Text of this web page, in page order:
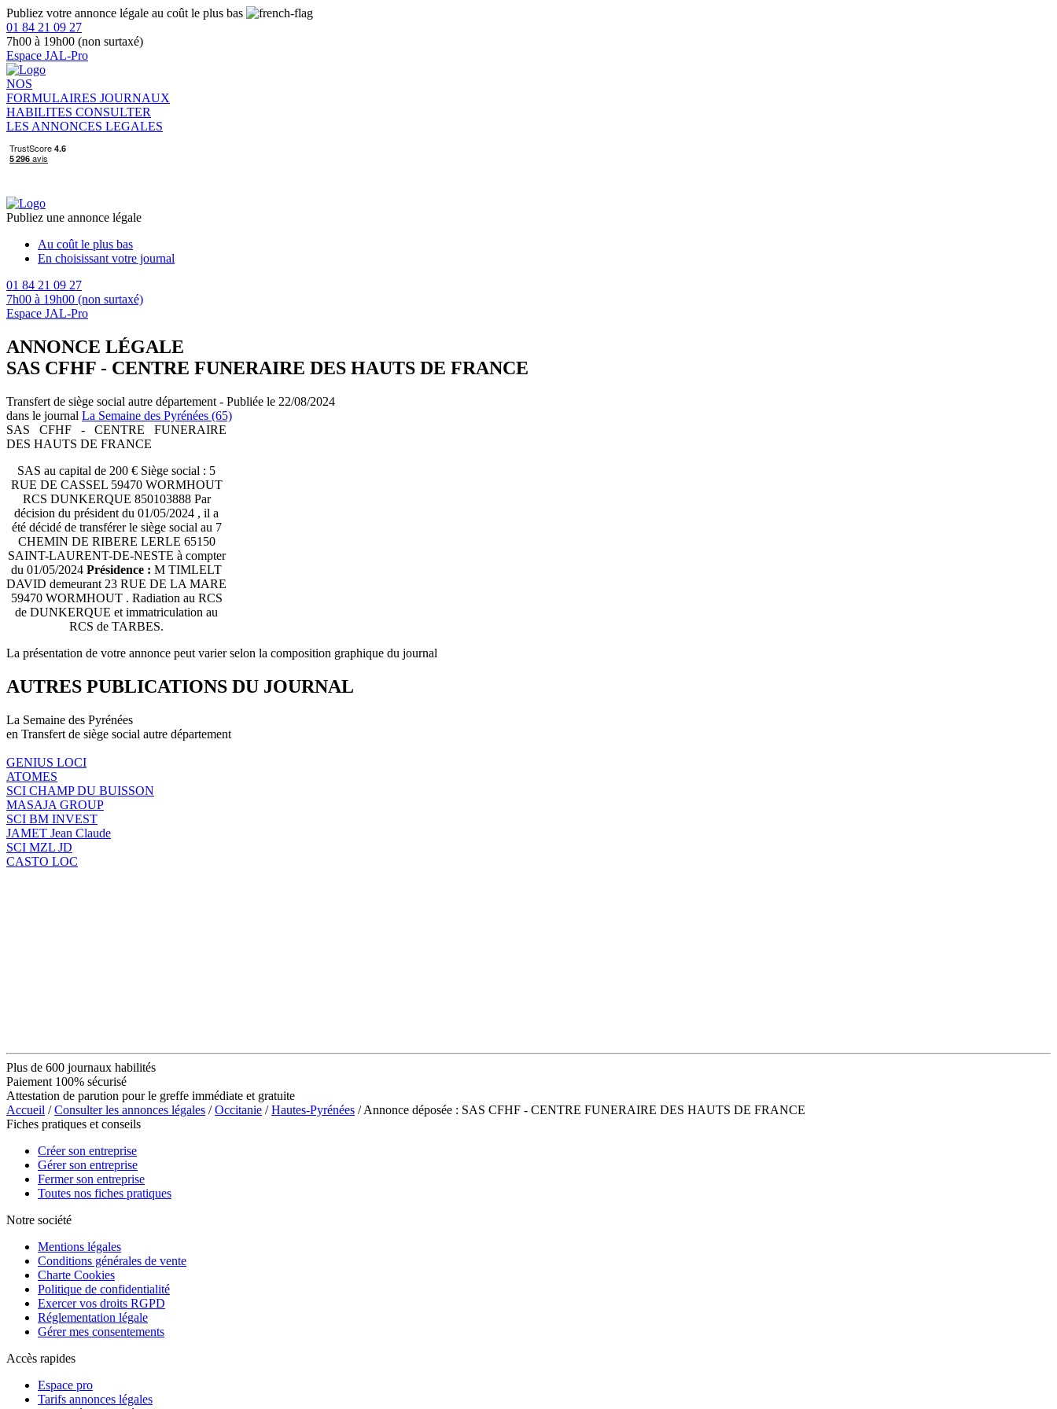
Publiez votre annonce légale au coût le plus bas
01 84 21 09 27
7h00 à 19h00 (non surtaxé)
Espace JAL-Pro
NOS
FORMULAIRES JOURNAUX
HABILITES CONSULTER
LES ANNONCES LEGALES
Publiez une annonce légale
Au coût le plus bas
En choisissant votre journal
01 84 21 09 27
7h00 à 19h00 (non surtaxé)
Espace JAL-Pro
ANNONCE LÉGALE
SAS CFHF - CENTRE FUNERAIRE DES HAUTS DE FRANCE
Transfert de siège social autre département - Publiée le 22/08/2024
dans le journal La Semaine des Pyrénées (65)
SAS CFHF - CENTRE FUNERAIRE
DES HAUTS DE FRANCE
SAS au capital de 200 € Siège social : 5
RUE DE CASSEL 59470 WORMHOUT
RCS DUNKERQUE 850103888 Par
décision du président du 01/05/2024 , il a
été décidé de transférer le siège social au 7
CHEMIN DE RIBERE LERLE 65150
SAINT-LAURENT-DE-NESTE à compter
du 01/05/2024 Présidence : M TIMLELT
DAVID demeurant 23 RUE DE LA MARE
59470 WORMHOUT . Radiation au RCS
de DUNKERQUE et immatriculation au
RCS de TARBES.
La présentation de votre annonce peut varier selon la composition graphique du journal
AUTRES PUBLICATIONS DU JOURNAL
La Semaine des Pyrénées
en Transfert de siège social autre département
GENIUS LOCI
ATOMES
SCI CHAMP DU BUISSON
MASAJA GROUP
SCI BM INVEST
JAMET Jean Claude
SCI MZL JD
CASTO LOC
Plus de 600 journaux habilités
Paiement 100% sécurisé
Attestation de parution pour le greffe immédiate et gratuite
Accueil /Consulter les annonces légales /Occitanie /Hautes-Pyrénées / Annonce déposée : SAS CFHF - CENTRE FUNERAIRE DES HAUTS DE FRANCE
Fiches pratiques et conseils
Créer son entreprise
Gérer son entreprise
Fermer son entreprise
Toutes nos fiches pratiques
Notre société
Mentions légales
Conditions générales de vente
Charte Cookies
Politique de confidentialité
Exercer vos droits RGPD
Réglementation légale
Gérer mes consentements
Accès rapides
Espace pro
Tarifs annonces légales